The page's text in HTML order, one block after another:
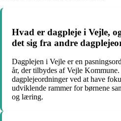
Hvad er dagpleje i Vejle,
det sig fra andre
Dagplejen i Vejle er en
år, der tilbydes af Vejle
dagplejeordninger ved at have
udviklende rammer for børnene
og læring.